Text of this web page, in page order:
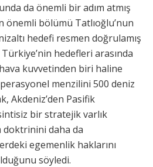
da önemli bir adım atmış
önemli bölümü Tatlıoğlu’nun
hedefi resmen doğrulamış
Türkiye’nin hedefleri arasında
kuvvetinden biri haline
menzilini 500 deniz
Akdeniz’den Pasifik
bir stratejik varlık
doktrinini daha da
egemenlik haklarını
söyledi.